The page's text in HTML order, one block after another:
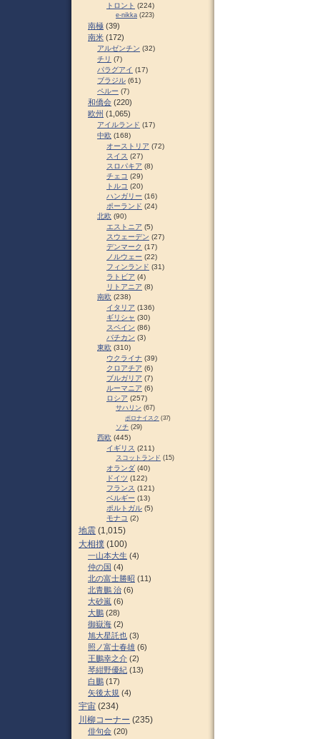
トロント (224)
e-nikka (223)
南極 (39)
南米 (172)
アルゼンチン (32)
チリ (7)
パラグアイ (17)
ブラジル (61)
ペルー (7)
和僑会 (220)
欧州 (1,065)
アイルランド (17)
中欧 (168)
オーストリア (72)
スイス (27)
スロパキア (8)
チェコ (29)
トルコ (20)
ハンガリー (16)
ポーランド (24)
北欧 (90)
エストニア (5)
スウェーデン (27)
デンマーク (17)
ノルウェー (22)
フィンランド (31)
ラトビア (4)
リトアニア (8)
南欧 (238)
イタリア (136)
ギリシャ (30)
スペイン (86)
バチカン (3)
東欧 (310)
ウクライナ (39)
クロアチア (6)
ブルガリア (7)
ルーマニア (6)
ロシア (257)
サハリン (67)
ポロナイスク (37)
ソチ (29)
西欧 (445)
イギリス (211)
スコットランド (15)
オランダ (40)
ドイツ (122)
フランス (121)
ベルギー (13)
ポルトガル (5)
モナコ (2)
地震 (1,015)
大相撲 (100)
一山本大生 (4)
仲の国 (4)
北の富士勝昭 (11)
北青鵬 治 (6)
大砂嵐 (6)
大鵬 (28)
御嶽海 (2)
旭大星託也 (3)
照ノ富士春雄 (6)
王鵬幸之介 (2)
琴紺野優紀 (13)
白鵬 (17)
矢後太規 (4)
宇宙 (234)
川柳コーナー (235)
俳句会 (20)